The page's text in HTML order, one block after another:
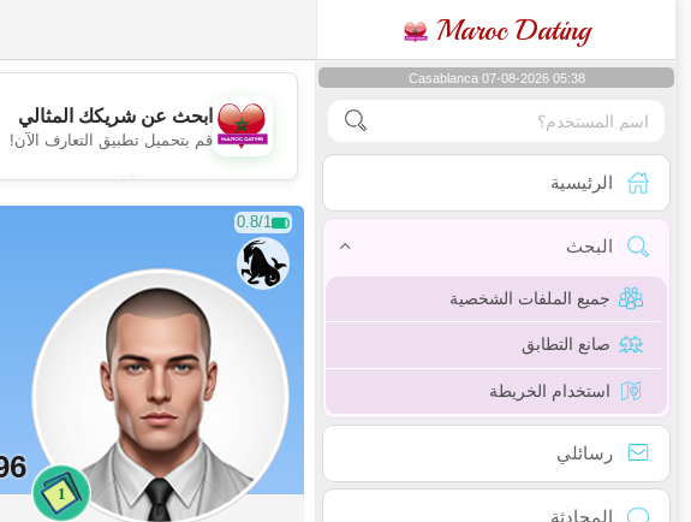
Maroc Dating
Casablanca 07-08-2026 05:38
الرئيسية
البحث
جميع الملفات الشخصية
صانع التطابق
استخدام الخريطة
رسائلي
المحادثة
ابحث عن شريكك المثالي
قم بتحميل تطبيق التعارف الآن!
0.8/1
1